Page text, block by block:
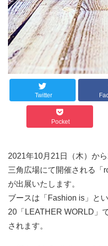
Twitter
Pocket
2021年10月21日（木）か
三角広場にて開催される「
が出展いたします。
ブースは「Fashion is」と
20「LEATHER WORLD」
されます。